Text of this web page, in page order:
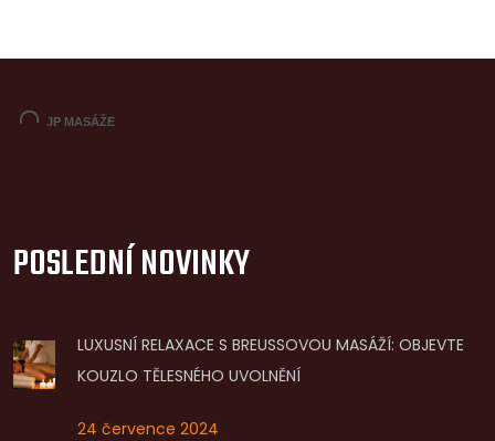
POSLEDNÍ NOVINKY
LUXUSNÍ RELAXACE S BREUSSOVOU MASÁŽÍ: OBJEVTE
KOUZLO TĚLESNÉHO UVOLNĚNÍ
24 července 2024